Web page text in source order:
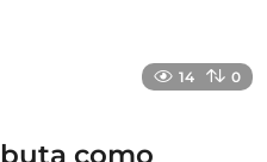
14 0
como